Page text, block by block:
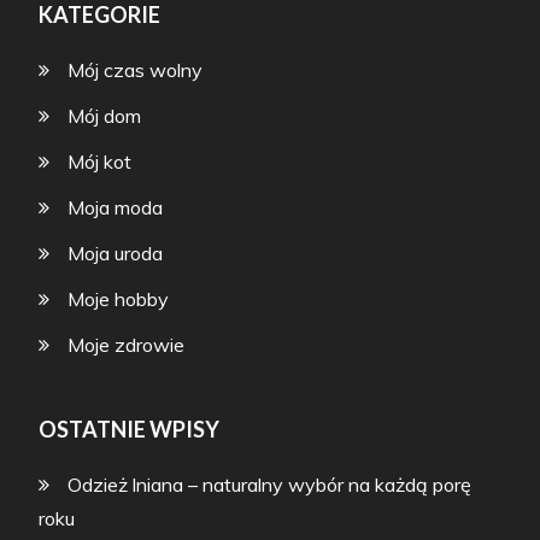
KATEGORIE
Mój czas wolny
Mój dom
Mój kot
Moja moda
Moja uroda
Moje hobby
Moje zdrowie
OSTATNIE WPISY
Odzież lniana – naturalny wybór na każdą porę
roku